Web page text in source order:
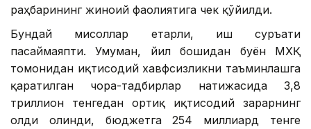
раҳбарининг жиноий фаолиятига чек қўйилди.
Бундай мисоллар етарли, иш суръати
пасаймаяпти. Умуман, йил бошидан буён МХҚ
томонидан иқтисодий хавфсизликни таъминлашга
қаратилган чора-тадбирлар натижасида 3,8
триллион тенгедан ортиқ иқтисодий зарарнинг
олди олинди, бюджетга 254 миллиард тенге